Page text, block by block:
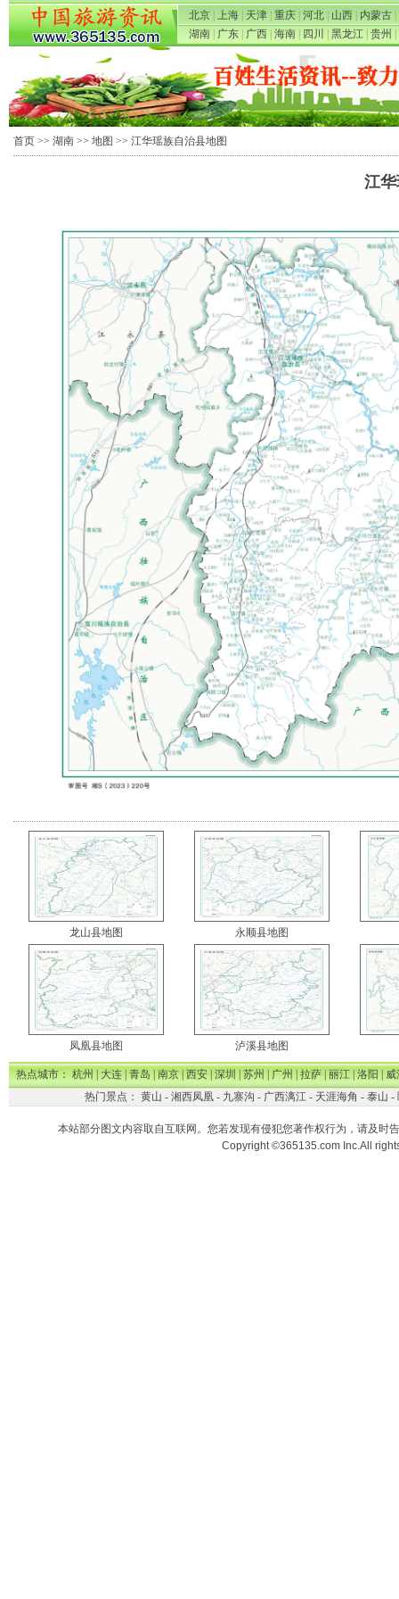
北京 上海 天津 重庆 河北 山西 内蒙古
湖南
广东 广西 海南 四川 黑龙江 贵州
首页 >> 湖南 >> 地图 >> 江华瑶族自治县地图
江
龙山县地图 永顺县地图
凤凰县地图 泸溪县地图
热点城市：杭州|大连|青岛|南京|西安|深圳|苏州|广州|拉萨|丽江|洛阳|威
热门景点： 黄山 - 湘西凤凰- 九寨沟 - 广西漓江- 天涯海角 - 泰山 -
本站部分图文内容取自互联网。您若发现有侵犯您著作权行为，请及时
Copyright ©365135.com Inc.All